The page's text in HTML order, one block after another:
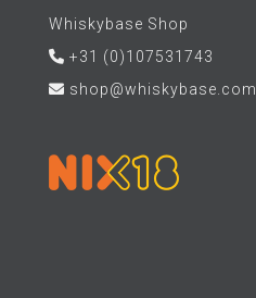
Whiskybase Shop
+31 (0)107531743
shop@whiskybase.com